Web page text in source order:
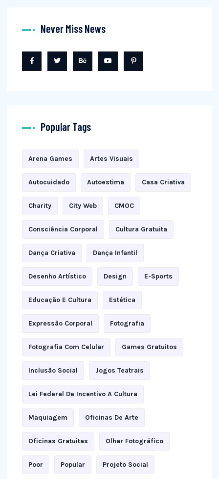
Never Miss News
Popular Tags
Arena Games Artes Visuais
Autocuidado Autoestima Casa Criativa
Charity City Web CMOC
Consciência Corporal Cultura Gratuita
Dança Criativa Dança Infantil
Desenho Artístico Design E-Sports
Educação E Cultura Estética
Expressão Corporal Fotografia
Fotografia Com Celular Games Gratuitos
Inclusão Social Jogos Teatrais
Lei Federal De Incentivo A Cultura
Maquiagem Oficinas De Arte
Oficinas Gratuitas Olhar Fotográfico
Poor Popular Projeto Social